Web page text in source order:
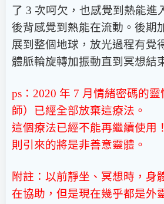
了 3 次呵欠，也感覺到熱能進
後背感覺到熱能在流動。後期
展到整個地球，放光過程有覺
體脈輪旋轉加振動直到冥想結
ps：2020 年 7 月情緒密碼的
師）已經全部放棄這療法。
這個療法已經不能再繼續使用
則引來的將是非善意靈體。
附註：以前靜坐、冥想時，身
在協助，但是現在幾乎都是外